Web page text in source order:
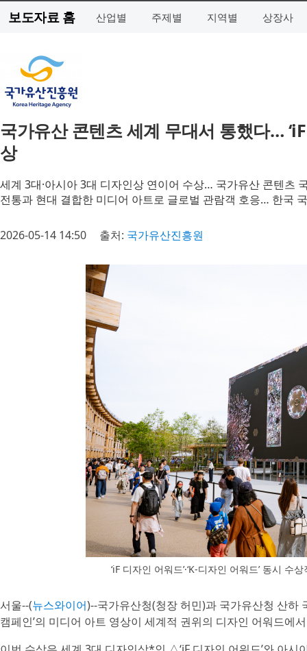
보도자료 홈 산업별 주제별 지역별 상장사
국가유산 콘텐츠 세계 무대서 통했다… ‘iF
상
세계 3대·아시아 3대 디자인상 연이어 수상… 국가유산 콘텐츠
전통과 현대 결합한 미디어 아트로 글로벌 관람객 호응… 한국
2026-05-14 14:50 출처: 국가유산진흥원
‘iF 디자인 어워드’·‘K-디자인 어워드’ 동시
서울--(뉴스와이어)--국가유산청(청장 허민)과 국가유산청 산하
캠페인’의 미디어 아트 영상이 세계적 권위의 디자인 어워드에